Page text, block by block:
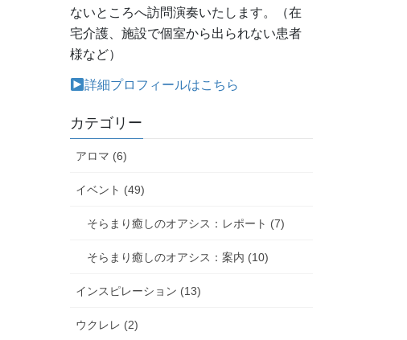
ないところへ訪問演奏いたします。（在
宅介護、施設で個室から出られない患者
様など）
詳細プロフィールはこちら
カテゴリー
アロマ (6)
イベント (49)
そらまり癒しのオアシス：レポート (7)
そらまり癒しのオアシス：案内 (10)
インスピレーション (13)
ウクレレ (2)